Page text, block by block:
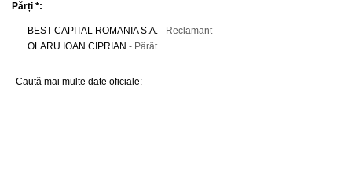
Părți *:
BEST CAPITAL ROMANIA S.A. - Reclamant
OLARU IOAN CIPRIAN - Pârât
Caută mai multe date oficiale: